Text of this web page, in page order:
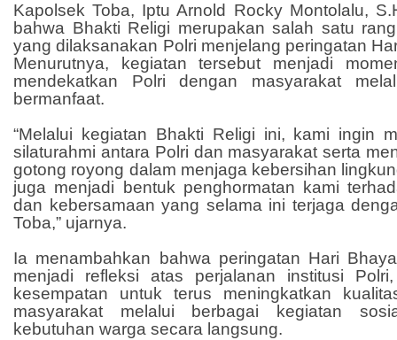
Kapolsek Toba, Iptu Arnold Rocky Montolalu,
bahwa Bhakti Religi merupakan salah satu
yang dilaksanakan Polri menjelang peringatan
Menurutnya, kegiatan tersebut menjadi
mendekatkan Polri dengan masyarakat
bermanfaat.
“Melalui kegiatan Bhakti Religi ini, kami ingin
silaturahmi antara Polri dan masyarakat serta
gotong royong dalam menjaga kebersihan
juga menjadi bentuk penghormatan kami
dan kebersamaan yang selama ini terjaga
Toba,” ujarnya.
Ia menambahkan bahwa peringatan Hari
menjadi refleksi atas perjalanan institusi
kesempatan untuk terus meningkatkan
masyarakat melalui berbagai kegiatan
kebutuhan warga secara langsung.